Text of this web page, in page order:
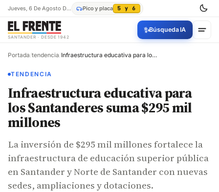
Jueves, 6 De Agosto De 2026 Pico y placa 5 y 6
SANTANDER · DESDE 1942
✨Búsqueda IA
Portada/tendencia/ Infraestructura educativa para los Santanderes suma $295 mil millones
TENDENCIA
Infraestructura educativa para
los Santanderes suma $295 mil
millones
La inversión de $295 mil millones fortalece la
infraestructura de educación superior pública
en Santander y Norte de Santander con nuevas
sedes, ampliaciones y dotaciones.